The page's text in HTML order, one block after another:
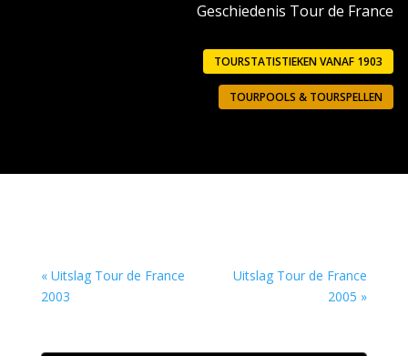
Geschiedenis Tour de France
TOURSTATISTIEKEN VANAF 1903
TOURPOOLS & TOURSPELLEN
« Uitslag Tour de France
2003
Uitslag Tour de France
2005 »